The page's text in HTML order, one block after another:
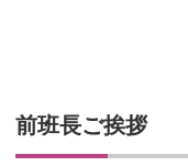
前班長ご挨拶